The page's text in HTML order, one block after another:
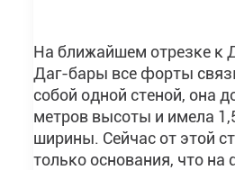
На ближайшем отрезке к
Даг-бары все форты
собой одной стеной, она
метров высоты и имела
ширины. Сейчас от этой
только основания, что на